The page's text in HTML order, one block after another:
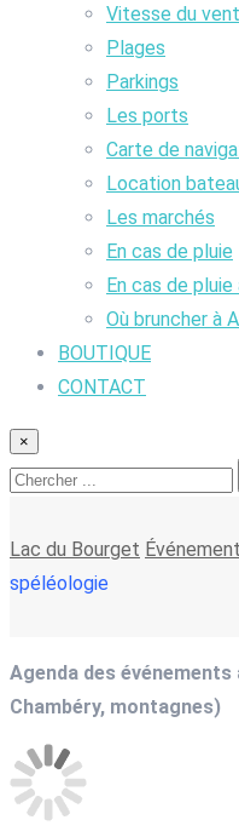
Vitesse du vent
Plages
Parkings
Les ports
Carte de
Location
Les marchés
En cas de pluie
En cas de
Où bruncher à
BOUTIQUE
CONTACT
×
Lac du Bourget
spéléologie
Agenda des
Chambéry, montagnes)